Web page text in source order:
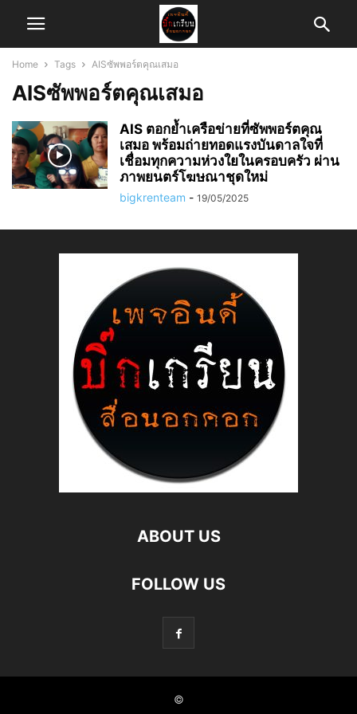
Home Tags AISซัพพอร์ตคุณเสมอ
AISซัพพอร์ตคุณเสมอ
AIS ตอกย้ำเครือข่ายที่ซัพพอร์ตคุณ
เสมอ พร้อมถ่ายทอดแรงบันดาลใจที่
เชื่อมทุกความห่วงใยในครอบครัว ผ่าน
ภาพยนตร์โฆษณาชุดใหม่
bigkrenteam - 19/05/2025
ABOUT US
FOLLOW US
©